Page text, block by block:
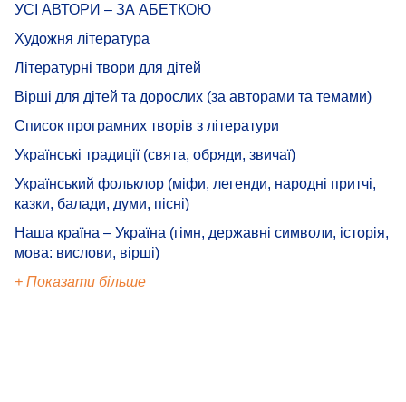
УСІ АВТОРИ – ЗА АБЕТКОЮ
Художня література
Літературні твори для дітей
Вірші для дітей та дорослих (за авторами та темами)
Список програмних творів з літератури
Українські традиції (свята, обряди, звичаї)
Український фольклор (міфи, легенди, народні притчі,
казки, балади, думи, пісні)
Наша країна – Україна (гімн, державні символи, історія,
мова: вислови, вірші)
+ Показати більше